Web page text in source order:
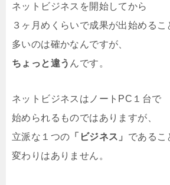
ネットビジネスを開始してから
３ヶ月めくらいで成果が出始めるこ
多いのは確かなんですが、
ちょっと違う んです。
ネットビジネスはノートPC１台で
始められるものではありますが、
立派な１つの 「ビジネス」 であるこ
変わりはありません。